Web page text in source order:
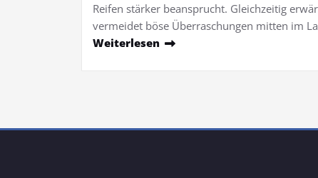
Reifen stärker beansprucht. Gleichzeitig
vermeidet böse Überraschungen mitten im
Weiterlesen